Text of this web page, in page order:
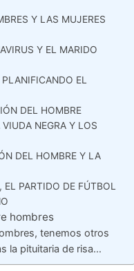
Y LAS MUJERES
Y EL MARIDO
EL
DEL HOMBRE
NEGRA Y LOS
DEL HOMBRE Y LA
PARTIDO DE FÚTBOL
hombres
tenemos otros
la pituitaria de risa…